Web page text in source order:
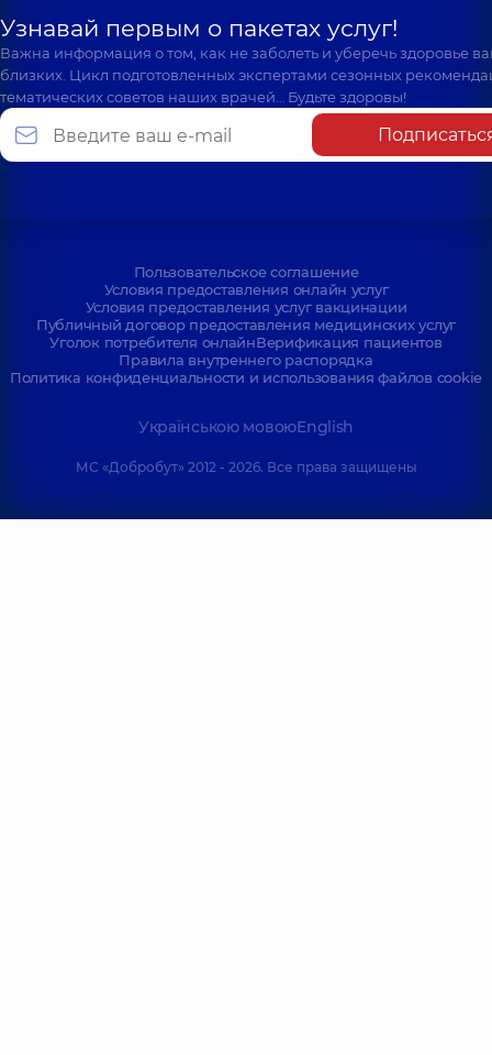
Узнавай первым о пакетах услуг!
Важна информация о том, как не заболеть и уберечь здоровье
близких. Цикл подготовленных экспертами сезонных
тематических советов наших врачей… Будьте здоровы!
Пользовательское соглашение
Условия предоставления онлайн услуг
Условия предоставления услуг вакцинации
Публичный договор предоставления медицинских услуг
Уголок потребителя онлайнВерификация пациентов
Правила внутреннего распорядка
Политика конфиденциальности и использования файлов cookie
Українською мовоюEnglish
МС «Добробут» 2012 - 2026. Все права защищены